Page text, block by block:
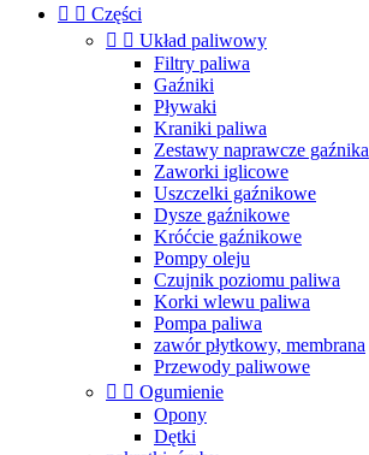
  Części
  Układ paliwowy
Filtry paliwa
Gaźniki
Pływaki
Kraniki paliwa
Zestawy naprawcze gaźnika
Zaworki iglicowe
Uszczelki gaźnikowe
Dysze gaźnikowe
Króćcie gaźnikowe
Pompy oleju
Czujnik poziomu paliwa
Korki wlewu paliwa
Pompa paliwa
zawór płytkowy, membrana
Przewody paliwowe
  Ogumienie
Opony
Dętki